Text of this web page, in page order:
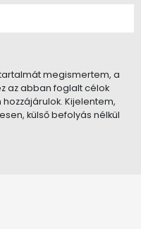
megismertem, a
az abban foglalt célok
Kijelentem,
külső befolyás nélkül